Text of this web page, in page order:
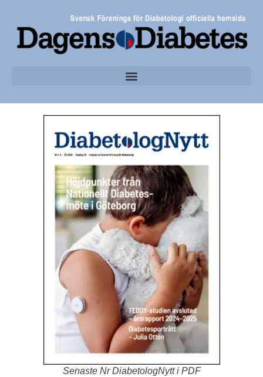
Senaste Nr DiabetologNytt i PDF